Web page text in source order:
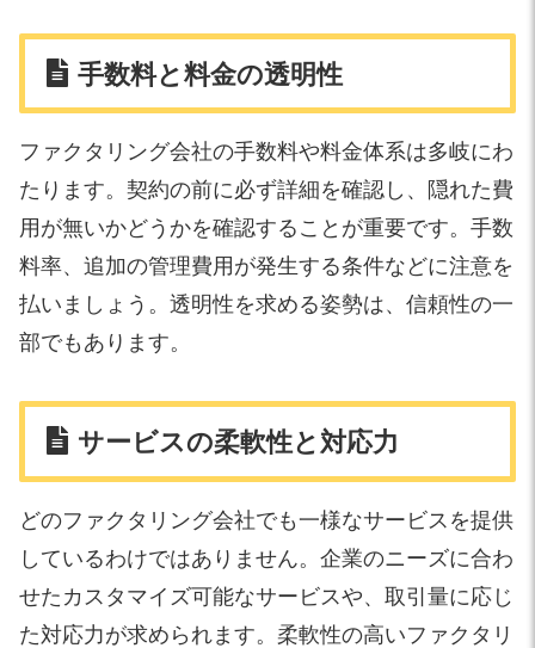
手数料と料金の透明性
ファクタリング会社の手数料や料金体系は多岐にわ
たります。契約の前に必ず詳細を確認し、隠れた費
用が無いかどうかを確認することが重要です。手数
料率、追加の管理費用が発生する条件などに注意を
払いましょう。透明性を求める姿勢は、信頼性の一
部でもあります。
サービスの柔軟性と対応力
どのファクタリング会社でも一様なサービスを提供
しているわけではありません。企業のニーズに合わ
せたカスタマイズ可能なサービスや、取引量に応じ
た対応力が求められます。柔軟性の高いファクタリ